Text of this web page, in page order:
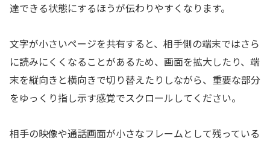
達できる状態にするほうが伝わりやすくなります。
文字が小さいページを共有すると、相手側の端末ではさら
に読みにくくなることがあるため、画面を拡大したり、端
末を縦向きと横向きで切り替えたりしながら、重要な部分
をゆっくり指し示す感覚でスクロールしてください。
相手の映像や通話画面が小さなフレームとして残っている